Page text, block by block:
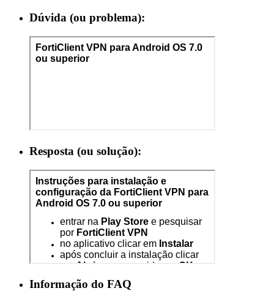
Dúvida (ou problema):
Resposta (ou solução):
Informação do FAQ